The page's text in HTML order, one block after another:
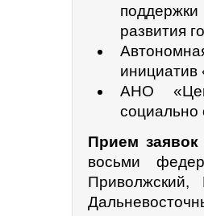
развития
АНО
Прием заявок
восьми
Приволжский,